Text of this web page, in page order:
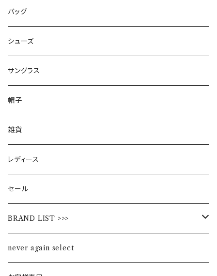
バッグ
シューズ
サングラス
帽子
雑貨
レディース
セール
BRAND LIST >>>
ALL STAR
never again select